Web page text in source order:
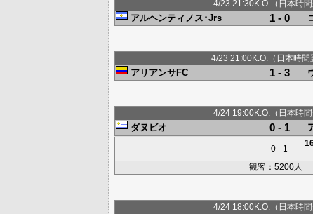
4/23 21:30K.O.（日本時間
アルヘンティノス･Jrs 1 - 0
4/23 21:00K.O.（日本時間
アリアンサFC 1 - 3
4/24 19:00K.O.（日本時間
ダヌビオ 0 - 1
0 - 1
観客：5200人
4/24 18:00K.O.（日本時間